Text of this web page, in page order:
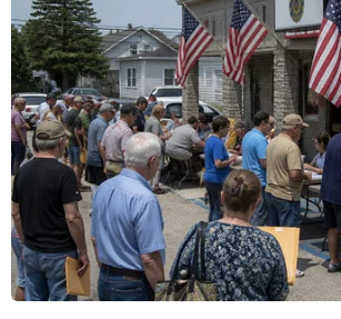
Vietnam Airlines công bố 2 đường
Nhật Bản, trong đó Đường bay Hà
được khai thác với tần suất 7
đường bay Đà Nẵng-Narita với tần
chuyến/một tuần.